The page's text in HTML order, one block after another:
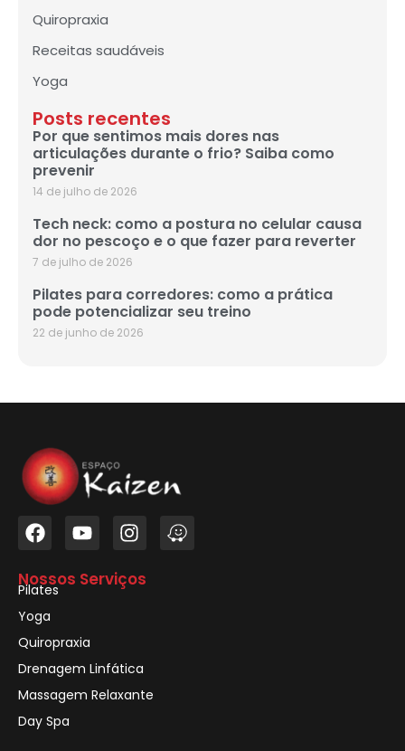
Quiropraxia
Receitas saudáveis
Yoga
Posts recentes
Por que sentimos mais dores nas
articulações durante o frio? Saiba como
prevenir
14 de julho de 2026
Tech neck: como a postura no celular causa
dor no pescoço e o que fazer para reverter
7 de julho de 2026
Pilates para corredores: como a prática
pode potencializar seu treino
22 de junho de 2026
Nossos Serviços
Pilates
Yoga
Quiropraxia
Drenagem Linfática
Massagem Relaxante
Day Spa